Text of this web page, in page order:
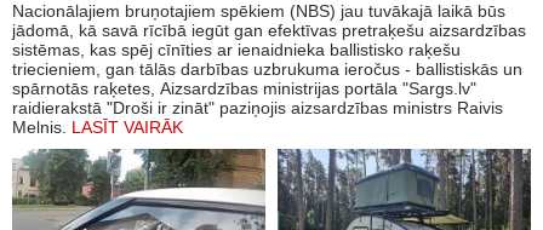
Nacionālajiem bruņotajiem spēkiem (NBS) jau tuvākajā laikā būs
jādomā, kā savā rīcībā iegūt gan efektīvas pretraķešu aizsardzības
sistēmas, kas spēj cīnīties ar ienaidnieka ballistisko raķešu
triecieniem, gan tālās darbības uzbrukuma ieročus - ballistiskās un
spārnotās raķetes, Aizsardzības ministrijas portāla "Sargs.lv"
raidierakstā "Droši ir zināt" paziņojis aizsardzības ministrs Raivis
Melnis. LASĪT VAIRĀK